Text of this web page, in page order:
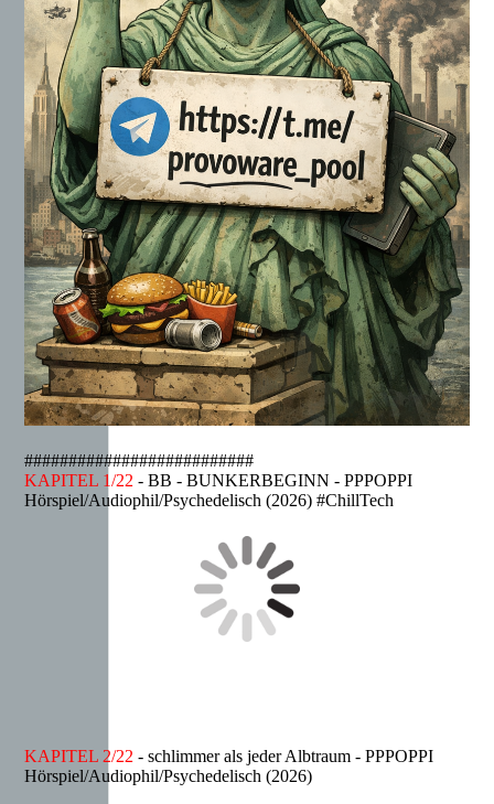
##########################
KAPITEL 1/22 - BB - BUNKERBEGINN - PPPOPPI
Hörspiel/Audiophil/Psychedelisch (2026) #ChillTech
KAPITEL 2/22 - schlimmer als jeder Albtraum - PPPOPPI
Hörspiel/Audiophil/Psychedelisch (2026)